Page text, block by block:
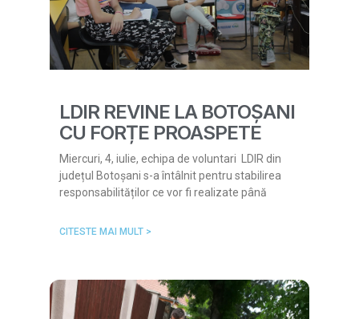
LDIR REVINE LA BOTOȘANI
CU FORȚE PROASPETE
Miercuri, 4, iulie, echipa de voluntari LDIR din
județul Botoșani s-a întâlnit pentru stabilirea
responsabilităților ce vor fi realizate până
CITESTE MAI MULT >